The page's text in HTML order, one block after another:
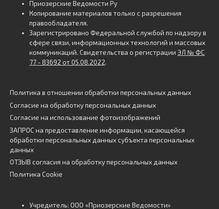
Приозерские Ведомости Ру
Копирование материалов только с разрешения
правообладателя.
Зарегистрировано Федеральной службой по надзору в
сфере связи, информационных технологий и массовых
коммуникаций. Свидетельства о регистрации ЭЛ № ФС
77 - 83692 от 05.08.2022.
Политика в отношении обработки персональных данных
Согласие на обработку персональных данных
Согласие на использование фотоизображений
ЗАПРОС на предоставление информации, касающейся
обработки персональных данных субъекта персональных
данных
ОТЗЫВ согласия на обработку персональных данных
Политика Cookie
Учредитель: ООО «Приозерские Ведомости»